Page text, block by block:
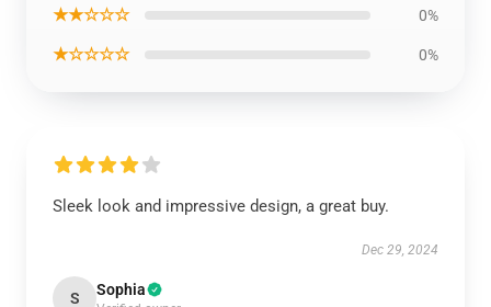
★★☆☆☆ 0%
★☆☆☆☆ 0%
Sleek look and impressive design, a great buy.
Dec 29, 2024
S Sophia